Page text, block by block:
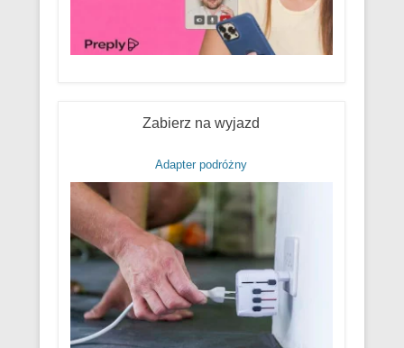
Zabierz na wyjazd
Adapter podróżny